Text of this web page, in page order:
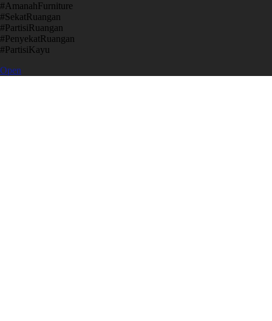
​#AmanahFurniture
​#SekatRuangan
​#PartisiRuangan
​#PenyekatRuangan
​#PartisiKayu
Open